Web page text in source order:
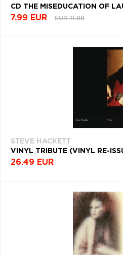
CD THE MISEDUCATION OF
7.99 EUR EUR 11.99
STEVE HACKETT
VINYL TRIBUTE (VINYL RE-
26.49 EUR